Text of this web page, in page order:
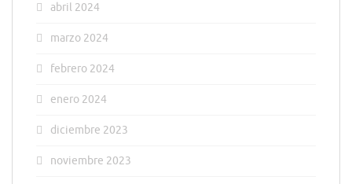
abril 2024
marzo 2024
febrero 2024
enero 2024
diciembre 2023
noviembre 2023